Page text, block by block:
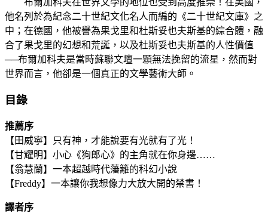
他名列於為紀念二十世紀文化名人而編的《二十世紀文庫》之
中；在德國，他被譽為果戈里和杜斯妥也夫斯基的綜合體，融
合了果戈里的幻想和荒誕，以及杜斯妥也夫斯基的人性價值
──布爾加科夫是當時蘇聯文壇一顆無法挽留的流星，然而對
世界而言，他卻是一個真正的文學藝術大師。
目錄
推薦序
【田威寧】只有神，才能說要有光就有了光！
【甘耀明】小心《狗郎心》的主角就在你身邊……
【翁慧蘭】一本超越時代藩籬的科幻小說
【Freddy】一本讓你我想像力大放大開的禁書！
譯者序